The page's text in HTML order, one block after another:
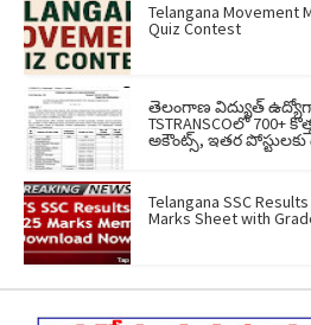
Telangana Movement
Quiz Contest
తెలంగాణ విద్యుత్
TSTRANSCOలో 700+
అకౌంట్స్, ఇతర
Telangana SSC
Marks Sheet with